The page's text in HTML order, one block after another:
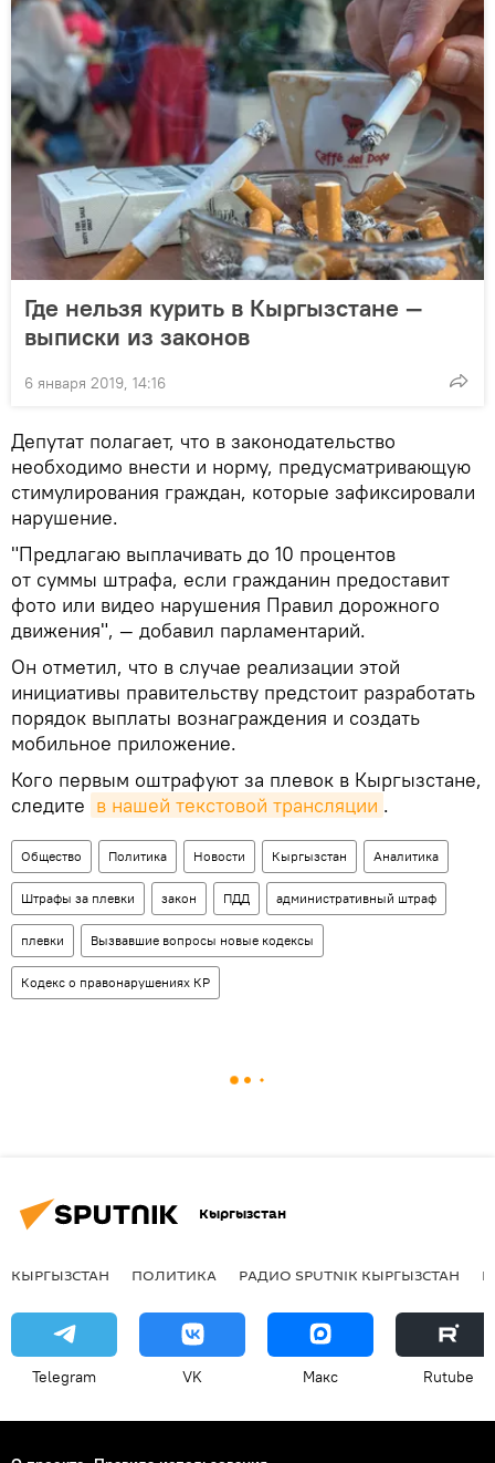
Где нельзя курить в Кыргызстане —
выписки из законов
6 января 2019, 14:16
Депутат полагает, что в законодательство
необходимо внести и норму, предусматривающую
стимулирования граждан, которые зафиксировали
нарушение.
"Предлагаю выплачивать до 10 процентов
от суммы штрафа, если гражданин предоставит
фото или видео нарушения Правил дорожного
движения", — добавил парламентарий.
Он отметил, что в случае реализации этой
инициативы правительству предстоит разработать
порядок выплаты вознаграждения и создать
мобильное приложение.
Кого первым оштрафуют за плевок в Кыргызстане,
следите в нашей текстовой трансляции .
Общество Политика Новости Кыргызстан Аналитика
Штрафы за плевки закон ПДД административный штраф
плевки Вызвавшие вопросы новые кодексы
Кодекс о правонарушениях КР
Кыргызстан
КЫРГЫЗСТАН ПОЛИТИКА РАДИО SPUTNIK КЫРГЫЗСТАН
Telegram VK Макс Rutube